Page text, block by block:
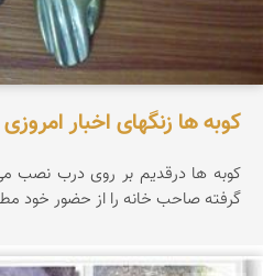
کوبه ها زنگهای اخبار امروزی
کوبه ها درقدیم بر روی درب نصب
گرفته صاحب خانه را از حضور خود